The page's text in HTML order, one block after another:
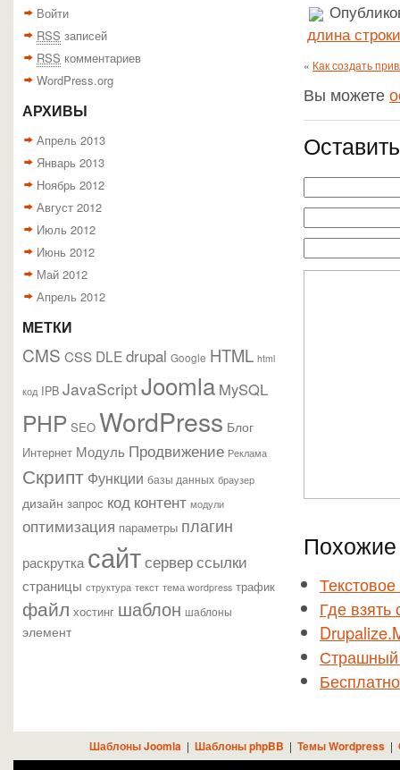
Войти
RSS записей
RSS комментариев
WordPress.org
АРХИВЫ
Апрель 2013
Январь 2013
Ноябрь 2012
Август 2012
Июль 2012
Июнь 2012
Май 2012
Апрель 2012
МЕТКИ
CMS CSS DLEdrupal Google HTML html
код IPB JavaScriptJoomla MySQL
PHP SEO WordPress Блог
Интернет Модуль Продвижение Реклама
Скрипт Функции базы данных браузер
дизайн запрос код контент модули
оптимизация параметры плагин
раскрутка сайтсерверссылки
страницы структура текст тема wordpress трафик
файл хостинг шаблон шаблоны
элемент
длина строки
« Как создать
Вы можете
Похожие
Где взять
Страшный
Шаблоны Joomla | Шаблоны phpBB | Темы Wordpress|